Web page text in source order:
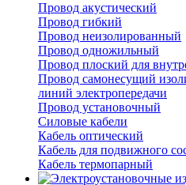
Провод акустический
Провод гибкий
Провод неизолированный
Провод одножильный
Провод плоский для
Провод самонесущий
линий электропередачи
Провод установочный
Силовые кабели
Кабель оптический
Кабель для подвижного
Кабель термопарный